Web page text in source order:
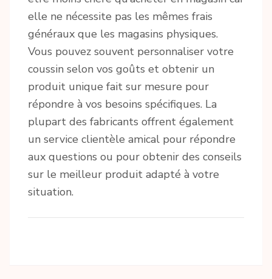
elle ne nécessite pas les mêmes frais
généraux que les magasins physiques.
Vous pouvez souvent personnaliser votre
coussin selon vos goûts et obtenir un
produit unique fait sur mesure pour
répondre à vos besoins spécifiques. La
plupart des fabricants offrent également
un service clientèle amical pour répondre
aux questions ou pour obtenir des conseils
sur le meilleur produit adapté à votre
situation.